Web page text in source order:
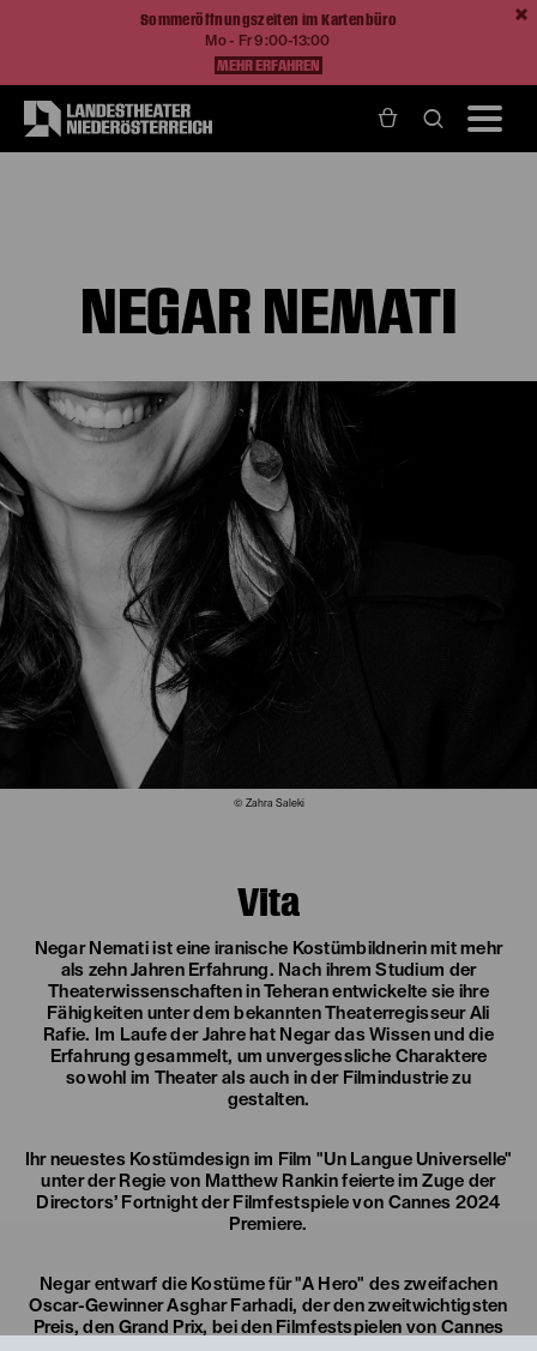
Sommeröffnungszeiten im Kartenbüro
Mo - Fr 9:00-13:00
MEHR ERFAHREN
NEGAR NEMATI
© Zahra Saleki
Vita
Negar Nemati ist eine iranische Kostümbildnerin mit mehr
als zehn Jahren Erfahrung. Nach ihrem Studium der
Theaterwissenschaften in Teheran entwickelte sie ihre
Fähigkeiten unter dem bekannten Theaterregisseur Ali
Rafie. Im Laufe der Jahre hat Negar das Wissen und die
Erfahrung gesammelt, um unvergessliche Charaktere
sowohl im Theater als auch in der Filmindustrie zu
gestalten.
Ihr neuestes Kostümdesign im Film "Un Langue Universelle"
unter der Regie von Matthew Rankin feierte im Zuge der
Directors’ Fortnight der Filmfestspiele von Cannes 2024
Premiere.
Negar entwarf die Kostüme für "A Hero" des zweifachen
Oscar-Gewinner Asghar Farhadi, der den zweitwichtigsten
Preis, den Grand Prix, bei den Filmfestspielen von Cannes